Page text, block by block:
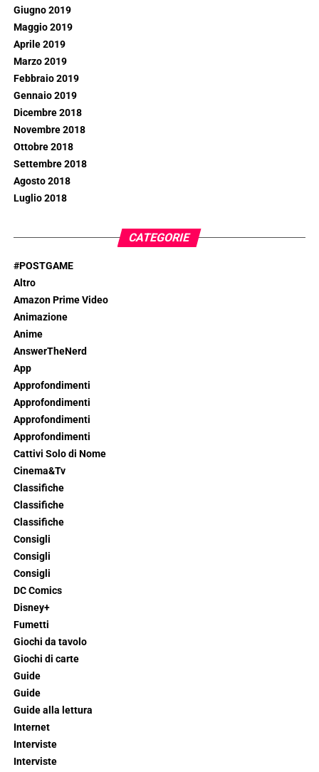
Giugno 2019
Maggio 2019
Aprile 2019
Marzo 2019
Febbraio 2019
Gennaio 2019
Dicembre 2018
Novembre 2018
Ottobre 2018
Settembre 2018
Agosto 2018
Luglio 2018
CATEGORIE
#POSTGAME
Altro
Amazon Prime Video
Animazione
Anime
AnswerTheNerd
App
Approfondimenti
Approfondimenti
Approfondimenti
Approfondimenti
Cattivi Solo di Nome
Cinema&Tv
Classifiche
Classifiche
Classifiche
Consigli
Consigli
Consigli
DC Comics
Disney+
Fumetti
Giochi da tavolo
Giochi di carte
Guide
Guide
Guide alla lettura
Internet
Interviste
Interviste